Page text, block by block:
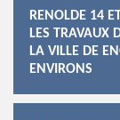
RENOLDE 14
LES TRAVAUX
LA VILLE DE
ENVIRONS